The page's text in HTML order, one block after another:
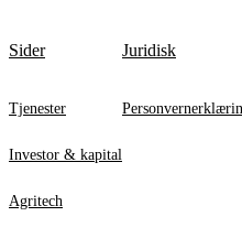
Sider
Tjenester
Investor & kapital
Agritech
Juridisk